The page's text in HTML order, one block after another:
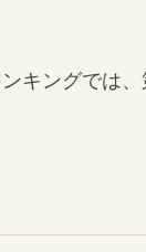
キングでは